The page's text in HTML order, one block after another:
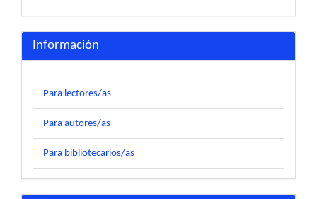
Información
Para lectores/as
Para autores/as
Para bibliotecarios/as